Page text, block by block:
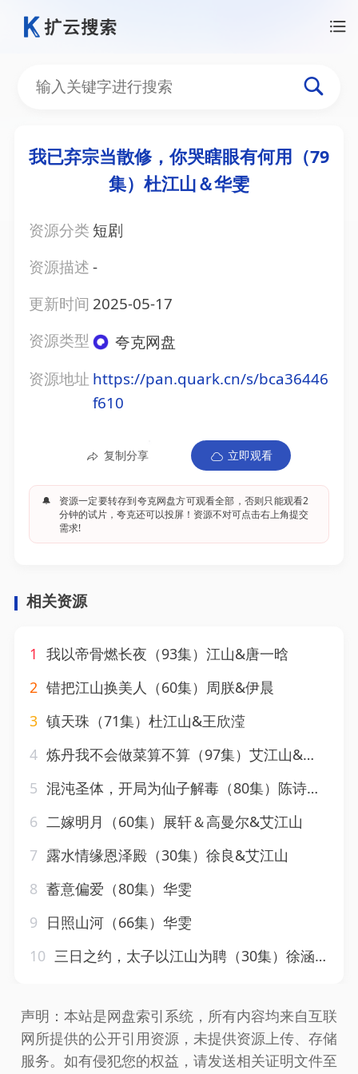
我已弃宗当散修，你哭瞎眼有何用（79
集）杜江山＆华雯
资源分类 短剧
资源描述-
更新时间 2025-05-17
资源类型
夸克网盘
资源地址 https://pan.quark.cn/s/bca36446
f610
复制分享 立即观看
🔔
资源一定要转存到夸克网盘方可观看全部，否则只能观看2
分钟的试片，夸克还可以投屏！资源不对可点击右上角提交
需求!
相关资源
1 我以帝骨燃长夜（93集）江山&唐一晗
2 错把江山换美人（60集）周朕&伊晨
3 镇天珠（71集）杜江山&王欣滢
4 炼丹我不会做菜算不算（97集）艾江山&李钊
5 混沌圣体，开局为仙子解毒（80集）陈诗诗&尹昕&艾江山
6 二嫁明月（60集）展轩＆高曼尔&艾江山
7 露水情缘恩泽殿（30集）徐良&艾江山
8 蓄意偏爱（80集）华雯
9 日照山河（66集）华雯
10 三日之约，太子以江山为聘（30集）徐涵琳
声明：本站是网盘索引系统，所有内容均来自互联
网所提供的公开引用资源，未提供资源上传、存储
服务。如有侵犯您的权益，请发送相关证明文件至